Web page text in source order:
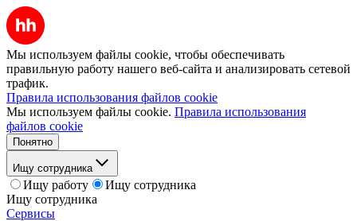
Мы используем файлы cookie, чтобы обеспечивать
правильную работу нашего веб-сайта и анализировать сетевой
трафик.
Правила использования файлов cookie
Мы используем файлы cookie. Правила использования
файлов cookie
Понятно
Ищу сотрудника
Ищу работу
Ищу сотрудника
Ищу сотрудника
Сервисы